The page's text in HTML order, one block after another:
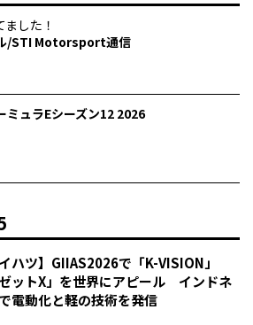
ました！
/STI Motorsport通信
ミュラEシーズン12 2026
イハツ】GIIAS2026で「K-VISION」
ゼットX」を世界にアピール インドネ
電動化と軽の技術を発信